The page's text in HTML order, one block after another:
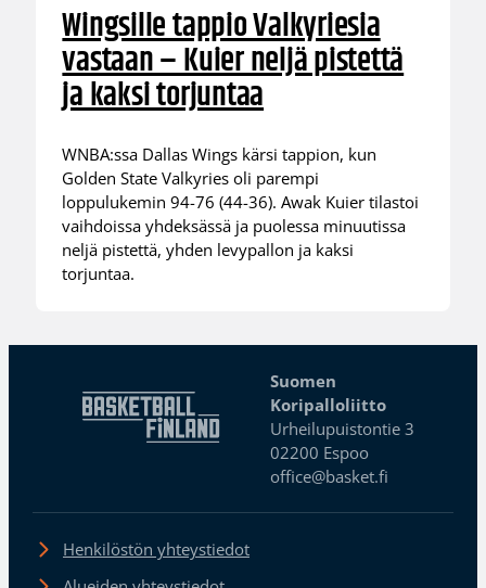
Wingsille tappio Valkyriesia
vastaan – Kuier neljä pistettä
ja kaksi torjuntaa
WNBA:ssa Dallas Wings kärsi tappion, kun
Golden State Valkyries oli parempi
loppulukemin 94-76 (44-36). Awak Kuier tilastoi
vaihdoissa yhdeksässä ja puolessa minuutissa
neljä pistettä, yhden levypallon ja kaksi
torjuntaa.
Suomen
Koripalloliitto
Urheilupuistontie 3
02200 Espoo
office@basket.fi
Henkilöstön yhteystiedot